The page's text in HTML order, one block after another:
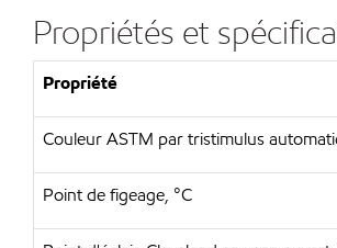
Propriétés et
Propriété
Couleur ASTM par tristimulus
Point de figeage, °C